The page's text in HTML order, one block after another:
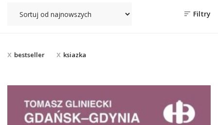
Filtry
bestseller ksiazka